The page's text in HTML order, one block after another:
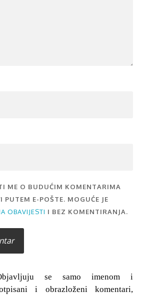
ME O BUDUĆIM KOMENTARIMA
PUTEM E-POŠTE. MOGUĆE JE
OBAVIJESTI I BEZ KOMENTIRANJA.
se samo imenom i
i obrazloženi komentari,